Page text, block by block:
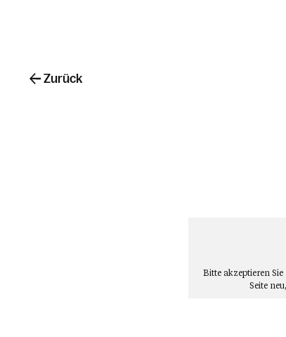
Zurück
Bitte akzeptieren Sie
Seite neu